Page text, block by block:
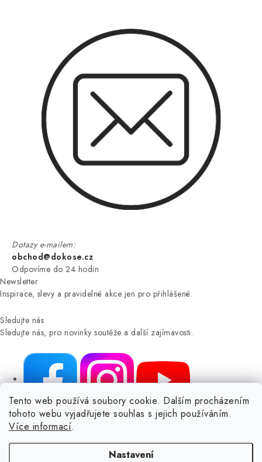
Tento web používá soubory cookie. Dalším procházením
tohoto webu vyjadřujete souhlas s jejich používáním.
Více informací.
Nastavení
Dotazy e-mailem:
obchod@dokose.cz
Odpovíme do 24 hodin
Newsletter
Inspirace, slevy a pravidelné akce jen pro přihlášené.
Sledujte nás
Sledujte nás, pro novinky soutěže a další zajímavosti.
NIKARO, s.r.o.
- Dokoše.cz, Veselka 48, 259 01 Olbramovice -
Votice, ČESKÁ REPUBLIKA
Podle zákona o evidenci tržeb je prodávající povinen vystavit